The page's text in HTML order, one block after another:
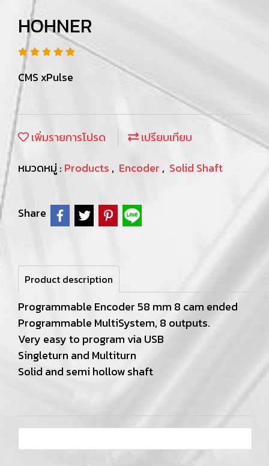
HOHNER
CMS xPulse
เพิ่มรายการโปรด
เปรียบเทียบ
หมวดหมู่ : Products , Encoder , Solid Shaft
Share
Product description
Programmable Encoder 58 mm 8 cam ended
Programmable MultiSystem, 8 outputs.
Very easy to program via USB
Singleturn and Multiturn
Solid and semi hollow shaft